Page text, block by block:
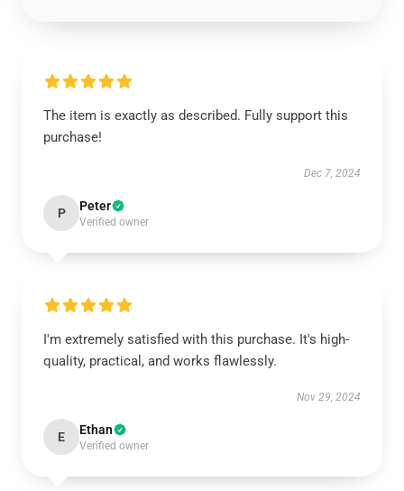
The item is exactly as described. Fully support this
purchase!
Dec 7, 2024
P Peter
Verified owner
I'm extremely satisfied with this purchase. It's high-
quality, practical, and works flawlessly.
Nov 29, 2024
E Ethan
Verified owner